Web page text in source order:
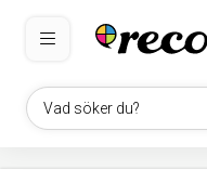
Vad söker du?